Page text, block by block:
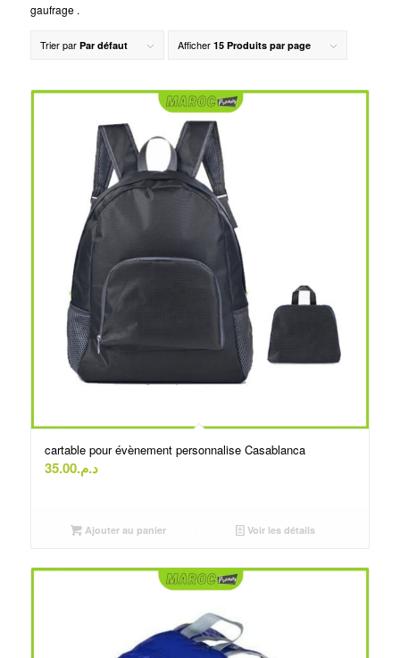
gaufrage .
Trier par Par défaut Afficher 15 Produits par page
cartable pour évènement personnalise Casablanca
د.م.35.00
Ajouter au panier Voir les détails